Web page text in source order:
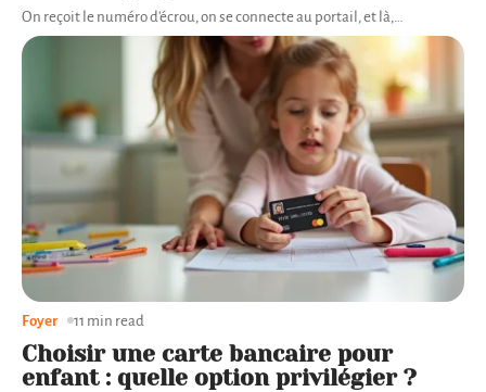
On reçoit le numéro d'écrou, on se connecte au portail, et là,
Choisir une carte bancaire pour
enfant : quelle option privilégier ?
Foyer 11 min read